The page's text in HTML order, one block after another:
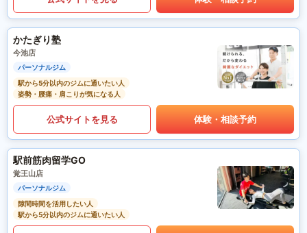
かたぎり塾
今池店
パーソナルジム
駅から5分以内のジムに通いたい人
姿勢・腰痛・肩こりが気になる人
公式サイトを見る 体験・相談予約
駅前筋肉留学GO
覚王山店
パーソナルジム
隙間時間を活用したい人
駅から5分以内のジムに通いたい人